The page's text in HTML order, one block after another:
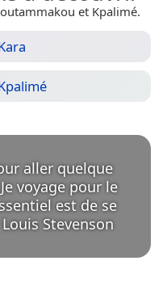
et Kpalimé.
aller quelque
voyage pour le
est de se
Stevenson